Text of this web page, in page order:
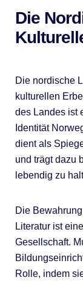
Die
Die nordische
kulturellen
des Landes ist
Identität
dient als
und trägt dazu
lebendig zu
Die
Literatur ist
Gesellschaft.
Rolle, indem